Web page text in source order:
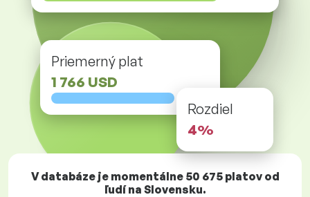
Priemerný plat
1 766 USD
Rozdiel
4%
V databáze je momentálne 50 675platov od
ľudí na Slovensku.